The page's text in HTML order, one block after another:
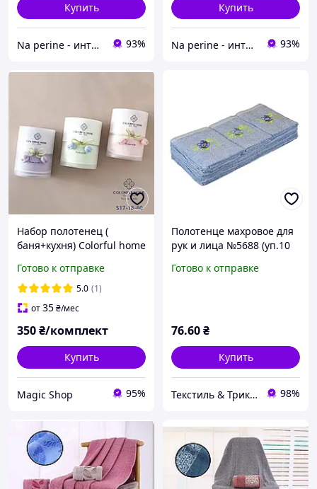
Купить
Na perine - интернет-магазин постельного белья и домашнего текстиля 93%
Купить
Na perine - интернет-магазин постельного белья и домашнего текстиля 93%
Набор полотенец (
баня+кухня) Colorful home
Готово к отправке
5.0 (1)
от35₴/мес
350₴/комплект
Купить
Magic Shop 95%
Полотенце махровое для
рук и лица №5688 (уп.10
Готово к отправке
76.60₴
Купить
Текстиль & Трикотаж — текстиль для всей семьи 98%